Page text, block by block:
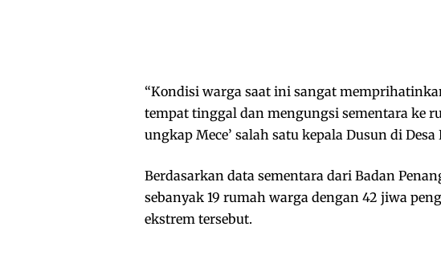
“Kondisi warga saat ini sangat
tempat tinggal dan mengungsi sementara ke
ungkap Mece’ salah satu kepala Dusun di Desa
Berdasarkan data sementara dari Badan
sebanyak 19 rumah warga dengan 42 jiwa
ekstrem tersebut.